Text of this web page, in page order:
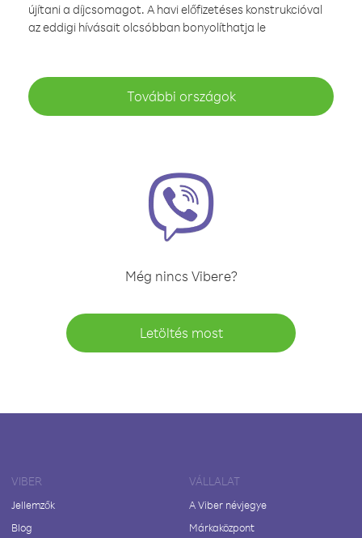
újítani a díjcsomagot. A havi előfizetéses konstrukcióval
az eddigi hívásait olcsóbban bonyolíthatja le
További országok
Még nincs Vibere?
Letöltés most
VIBER
Jellemzők
Blog
VÁLLALAT
A Viber névjegye
Márkaközpont